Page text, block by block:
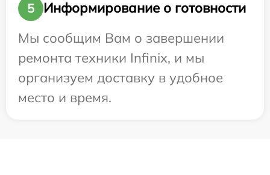
5
Информирование о готовности
Мы сообщим Вам о завершении
ремонта техники Infinix, и мы
организуем доставку в удобное
место и время.